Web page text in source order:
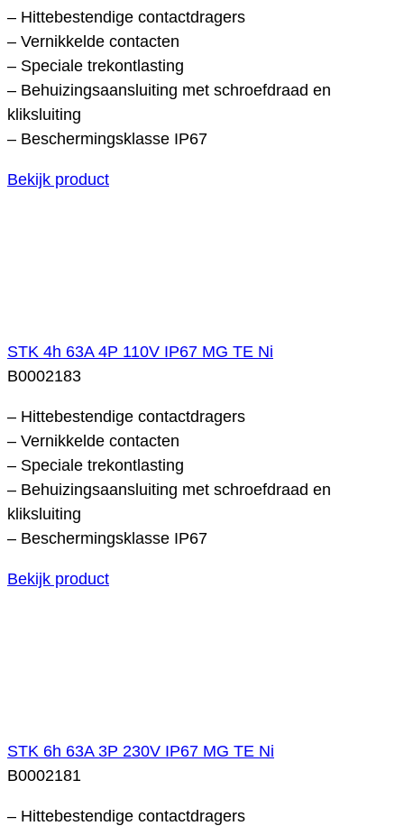
– Hittebestendige contactdragers
– Vernikkelde contacten
– Speciale trekontlasting
– Behuizingsaansluiting met schroefdraad en
kliksluiting
– Beschermingsklasse IP67
Bekijk product
STK 4h 63A 4P 110V IP67 MG TE Ni
B0002183
– Hittebestendige contactdragers
– Vernikkelde contacten
– Speciale trekontlasting
– Behuizingsaansluiting met schroefdraad en
kliksluiting
– Beschermingsklasse IP67
Bekijk product
STK 6h 63A 3P 230V IP67 MG TE Ni
B0002181
– Hittebestendige contactdragers